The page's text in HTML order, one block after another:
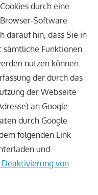
durch eine
Software
darauf hin, dass Sie in
sämtliche Funktionen
nutzen können.
der durch das
der Webseite
an Google
durch Google
folgenden Link
und
von